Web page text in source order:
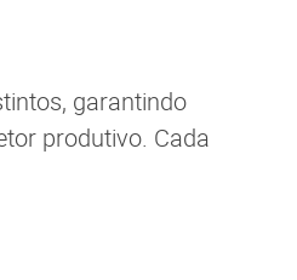
garantindo
produtivo. Cada